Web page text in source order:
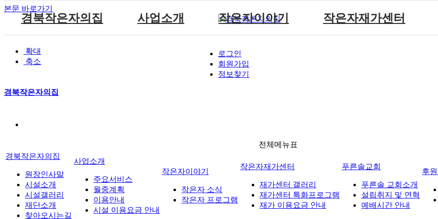
본문 바로가기
확대
축소
로그인
회원가입
정보찾기
경북작은자의집
경북작은자의집
시설소개
재단소개
사업소개 작은자이야기
작은자 프로그램
작은자재가센터
참여마당
자유게시판
식단표
전체메뉴표
경북작은자의집
원장인사말
시설소개
시설갤러리
재단소개
찾아오시는길
사업소개
주요서비스
월중계획
이용안내
시설 이용요금 안내
작은자이야기
작은자 소식
작은자 프로그램
작은자재가센터
재가센터 갤러리
재가센터 특화프로그램
재가 이용요금 안내
푸른솔교회
푸른솔 교회소개
설립취지 및 연혁
예배시간 안내
후